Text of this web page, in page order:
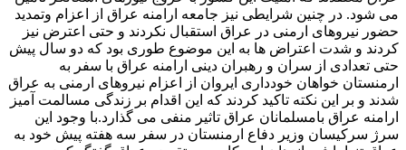
می شود. در چنین شرایطی نیز جامعه ارامنه عراق از اعزام وتمدید
حضور نیروهای ارمنی در عراق استقبال نکردند و حتی اعترض نیز
کردند و شدت اعتراض ها به این موضوع طوری بود که دو سال پیش
حتی تعدادی از سران و رهبران دینی ارامنه عراق با سفر به
ارمنستان خواهان خودداری ایروان از اعزام نیروهای ارمنی به عراق
شدند و بر این نکته تاکید کردند که این اقدام بر زندگی مسالمت آمیز
ارامنه عراق بامسلمانان عراق تاثیر منفی می گذارد.با وجود این
سرژ سرکیسان وزیر دفاع ارمنستان در سفر سه هفته پیش خود به